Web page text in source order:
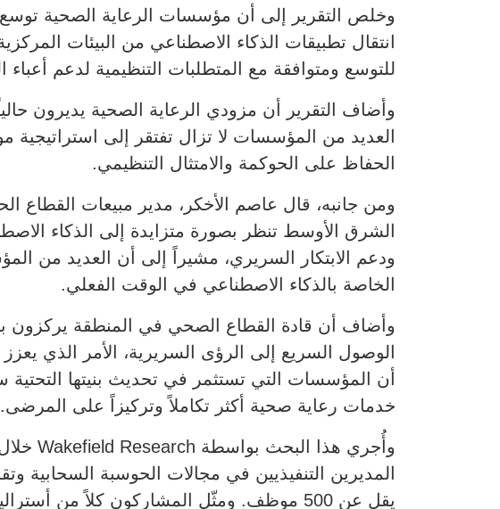
وخلص التقرير إلى أن مؤسسات الرعاية الصحية توسع
انتقال تطبيقات الذكاء الاصطناعي من البيئات
للتوسع ومتوافقة مع المتطلبات التنظيمية لدعم
وأضاف التقرير أن مزودي الرعاية الصحية يديرون
العديد من المؤسسات لا تزال تفتقر إلى
الحفاظ على الحوكمة والامتثال التنظيمي.
الشرق الأوسط تنظر بصورة متزايدة إلى الذكاء
ودعم الابتكار السريري، مشيراً إلى أن العديد من
الخاصة بالذكاء الاصطناعي في الوقت الفعلي.
وأضاف أن قادة القطاع الصحي في المنطقة يركزون
الوصول السريع إلى الرؤى السريرية، الأمر الذي
أن المؤسسات التي تستثمر في تحديث بنيتها
خدمات رعاية صحية أكثر تكاملاً وتركيزاً على المرضى.
المديرين التنفيذيين في مجالات الحوسبة
يقل عن 500 موظف. ومثّل المشاركون كلاً من